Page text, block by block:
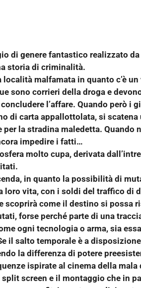
di genere fantastico realizzato
storia di criminalità.
località malfamata in quanto c’è
sono corrieri della droga e
l’affare. Quando però i
di carta appallottolata, si
la stradina maledetta. Quando
impedire i fatti…
molto cupa, derivata
in quanto la possibilità di
loro vita, con i soldi del traffico di
scoprirà come il destino si possa
forse perché parte di una
ogni tecnologia o arma, sia
il salto temporale è a
la differenza di potere
ispirate al cinema della
split screen e il montaggio che in